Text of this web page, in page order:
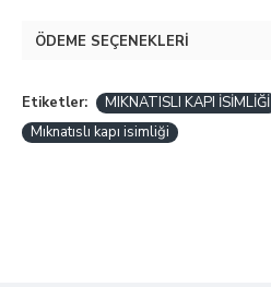
ÖDEME SEÇENEKLERI
Etiketler: MIKNATISLI KAPI İSİMLİĞİ
Mıknatıslı kapı isimliği